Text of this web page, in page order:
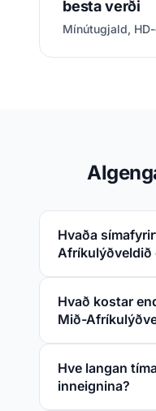
besta verði
Mínútugjald,
Hvaða
Afríkulýðveldið
Hvað kostar
Mið-
Hve langan
inneignina?